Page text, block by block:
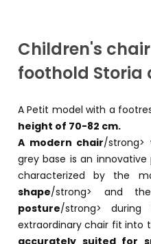
Children's
foothold Storia
A Petit model with a
height of 70-82 cm.
A modern chair/
grey base is an innovative
characterized by the
shape/strong> and
posture/strong>
extraordinary chair fit into
accurately suited for